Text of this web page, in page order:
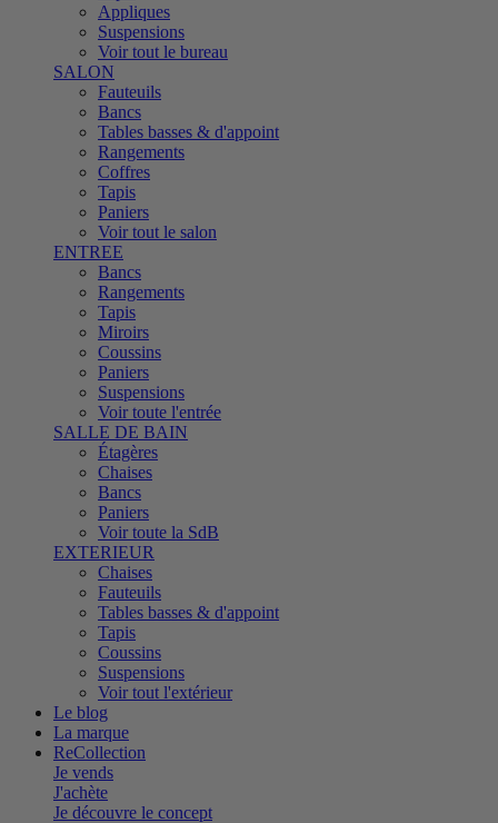
Appliques
Suspensions
Voir tout le bureau
SALON
Fauteuils
Bancs
Tables basses & d'appoint
Rangements
Coffres
Tapis
Paniers
Voir tout le salon
ENTREE
Bancs
Rangements
Tapis
Miroirs
Coussins
Paniers
Suspensions
Voir toute l'entrée
SALLE DE BAIN
Étagères
Chaises
Bancs
Paniers
Voir toute la SdB
EXTERIEUR
Chaises
Fauteuils
Tables basses & d'appoint
Tapis
Coussins
Suspensions
Voir tout l'extérieur
Le blog
La marque
ReCollection
Je vends
J'achète
Je découvre le concept